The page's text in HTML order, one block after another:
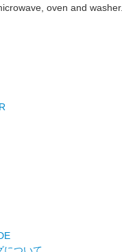
oven and washer.
について